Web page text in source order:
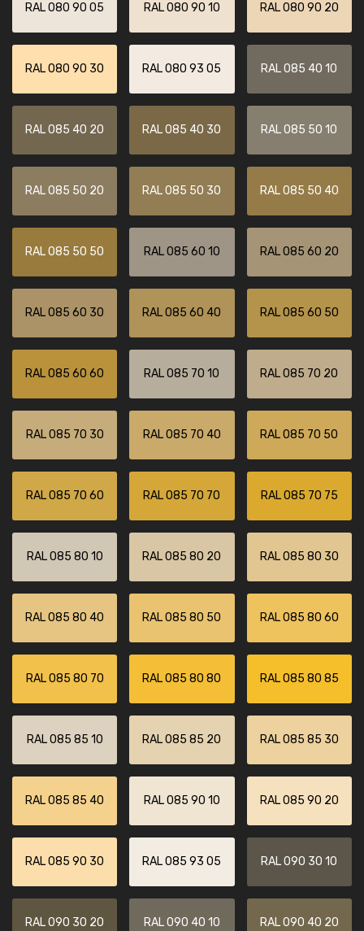
RAL 080 90 05 RAL 080 90 10 RAL 080 90 20
RAL 080 90 30 RAL 080 93 05 RAL 085 40 10
RAL 085 40 20 RAL 085 40 30 RAL 085 50 10
RAL 085 50 20 RAL 085 50 30 RAL 085 50 40
RAL 085 50 50 RAL 085 60 10 RAL 085 60 20
RAL 085 60 30 RAL 085 60 40 RAL 085 60 50
RAL 085 60 60 RAL 085 70 10 RAL 085 70 20
RAL 085 70 30 RAL 085 70 40 RAL 085 70 50
RAL 085 70 60 RAL 085 70 70 RAL 085 70 75
RAL 085 80 10 RAL 085 80 20 RAL 085 80 30
RAL 085 80 40 RAL 085 80 50 RAL 085 80 60
RAL 085 80 70 RAL 085 80 80 RAL 085 80 85
RAL 085 85 10 RAL 085 85 20 RAL 085 85 30
RAL 085 85 40 RAL 085 90 10 RAL 085 90 20
RAL 085 90 30 RAL 085 93 05 RAL 090 30 10
RAL 090 30 20 RAL 090 40 10 RAL 090 40 20